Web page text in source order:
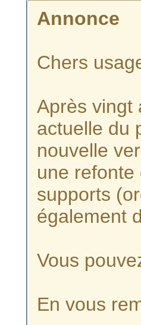
Annonce
Chers
Après vingt
actuelle du
nouvelle
une
supports
également
Vous
En vous